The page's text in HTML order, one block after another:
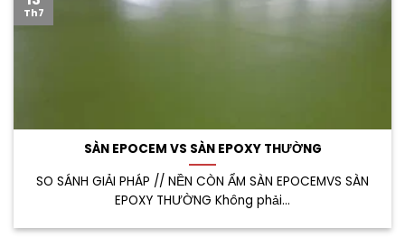
SÀN EPOCEM VS SÀN EPOXY THƯỜNG
SO SÁNH GIẢI PHÁP // NỀN CÒN ẨM SÀN EPOCEMVS SÀN
EPOXY THƯỜNG Không phải...
Th7